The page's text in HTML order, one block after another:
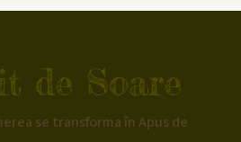
de Soare
se transforma în Apus de